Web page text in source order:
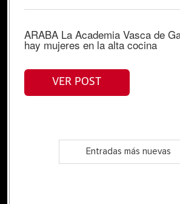
ARABA La Academia Vasca de
hay mujeres en la alta cocina
VER POST
Entradas más nuevas